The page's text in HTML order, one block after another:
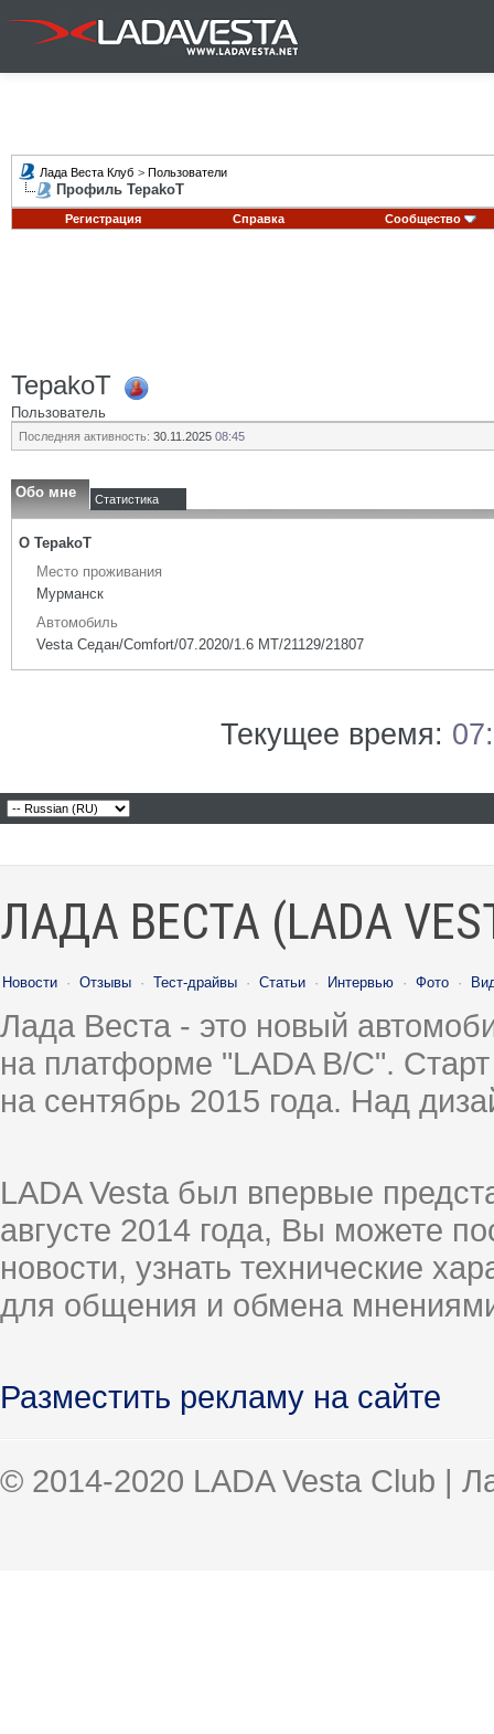
Лада Веста Клуб > Пользователи
Профиль TepakoT
Регистрация Справка Сообщество
TepakoT
Пользователь
Последняя активность: 30.11.2025 08:45
Обо мне Статистика
О TepakoT
Место проживания
Мурманск
Автомобиль
Vesta Седан/Comfort/07.2020/1.6 МТ/21129/21807
Текущее время:
ЛАДА ВЕСТА (LADA
Новости · Отзывы · Тест-драйвы · Статьи · Интервью · Фото ·
Лада Веста - это новый
на платформе "LADA B/C".
на сентябрь 2015 года. Над
LADA Vesta был впервые
августе 2014 года, Вы можете
новости, узнать технические
для общения и обмена
Разместить рекламу на сайте
© 2014-2020 LADA Vesta Club |